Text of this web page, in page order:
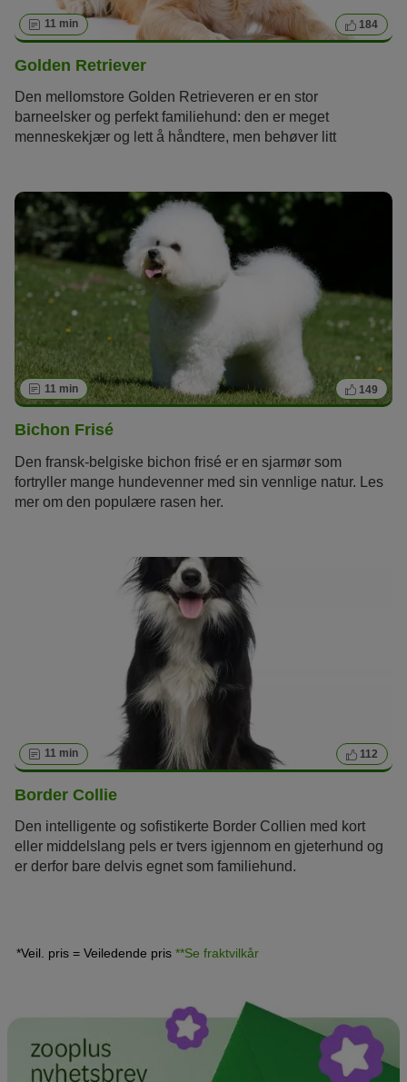
11 min 184
Golden Retriever
Den mellomstore Golden Retrieveren er en stor
barneelsker og perfekt familiehund: den er meget
menneskekjær og lett å håndtere, men behøver litt
11 min 149
Bichon Frisé
Den fransk-belgiske bichon frisé er en sjarmør som
fortryller mange hundevenner med sin vennlige natur. Les
mer om den populære rasen her.
11 min 112
Border Collie
Den intelligente og sofistikerte Border Collien med kort
eller middelslang pels er tvers igjennom en gjeterhund og
er derfor bare delvis egnet som familiehund.
*Veil. pris = Veiledende pris **Se fraktvilkår